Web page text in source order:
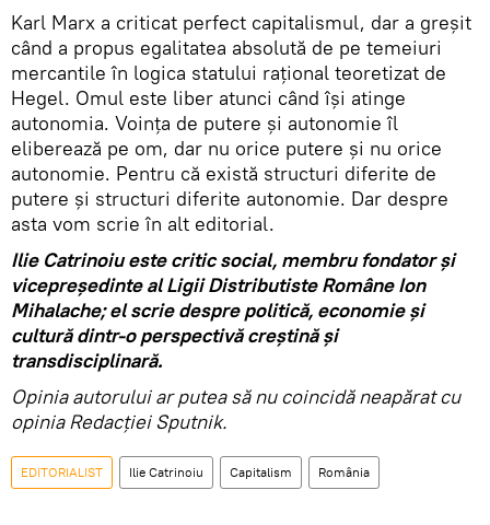
Karl Marx a criticat perfect capitalismul, dar a greşit
când a propus egalitatea absolută de pe temeiuri
mercantile în logica statului raţional teoretizat de
Hegel. Omul este liber atunci când îşi atinge
autonomia. Voinţa de putere şi autonomie îl
eliberează pe om, dar nu orice putere şi nu orice
autonomie. Pentru că există structuri diferite de
putere şi structuri diferite autonomie. Dar despre
asta vom scrie în alt editorial.
Ilie Catrinoiu este critic social, membru fondator şi
vicepreşedinte al Ligii Distributiste Române Ion
Mihalache; el scrie despre politică, economie şi
cultură dintr-o perspectivă creştină şi
transdisciplinară.
Opinia autorului ar putea să nu coincidă neapărat cu
opinia Redacției Sputnik.
EDITORIALIST Ilie Catrinoiu Capitalism România